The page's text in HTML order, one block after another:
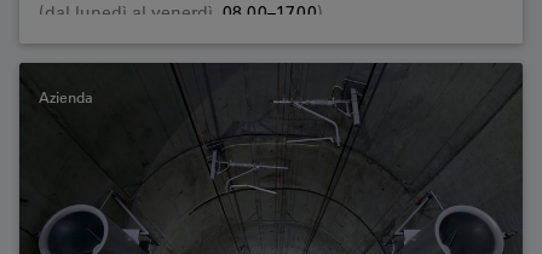
(dal lunedì al venerdì, 08.00–17.00)
Azienda